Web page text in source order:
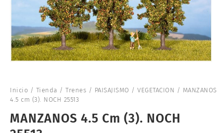
Inicio / Tienda / Trenes / PAISAJISMO / VEGETACION / MANZANOS
4.5 cm (3). NOCH 25513
MANZANOS 4.5 Cm (3). NOCH